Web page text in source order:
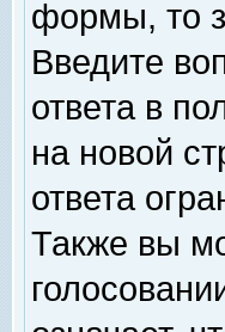
формы, то
Введите
ответа в
на новой
ответа
Также вы